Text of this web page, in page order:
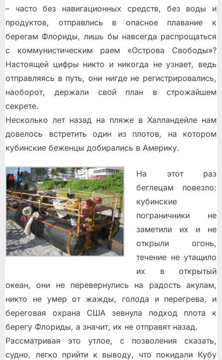
– часто без навигационных средств, без воды и
продуктов, отправлись в опасное плавание к
берегам Флориды, лишь бы навсегда распрощаться
с коммунистическим раем «Острова Свободы»?
Настоящей цифры никто и никогда не узнает, ведь
отправляясь в путь, они нигде не регистрировались,
наоборот, держали свой план в строжайшем
секрете.
Несколько лет назад на пляже в Халландейле нам
довелось встретить один из плотов, на котором
кубинские беженцы добирались в Америку.
На этот раз
беглецам повезло:
кубинские
пограничники не
заметили их и не
открыли огонь,
течение не утащило
их в открытый
океан, они не перевернулись на радость акулам,
никто не умер от жажды, голода и перегрева, и
береговая охрана США зевнула подход плота к
берегу Флориды, а значит, их не отправят назад.
Рассматривая это утлое, с позволения сказать,
судно, легко прийти к выводу, что покидали Кубу